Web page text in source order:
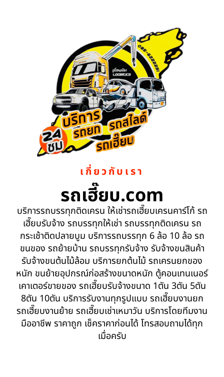
เกี่ยวกับเรา
รถเฮี๊ยบ.com
บริการรถบรรทุกติดเครน ให้เช่ารถเฮี๊ยบเครนคาร์โก้ รถ
เฮี๊ยบรับจ้าง รถบรรทุกให้เช่า รถบรรทุกติดเครน รถ
กระเช้าติดปลายบูม บริการรถบรรทุก 6 ล้อ 10 ล้อ รถ
ขนของ รถย้ายบ้าน รถบรรทุกรับจ้าง รับจ้างขนสินค้า
รับจ้างขนต้นไม้ล้อม บริการยกต้นไม้ รถเครนยกของ
หนัก ขนย้ายอุปกรณ์ก่อสร้างขนาดหนัก ตู้คอนเทนเนอร์
เคาเตอร์ขายของ รถเฮี๊ยบรับจ้างขนาด 1ตัน 3ตัน 5ตัน
8ตัน 10ตัน บริการรับงานทุกรูปแบบ รถเฮี๊ยบงานยก
รถเฮี๊ยบงานย้าย รถเฮี๊ยบเช่าเหมาวัน บริการโดยทีมงาน
มืออาชีพ ราคาถูก เช็คราคาก่อนได้ โทรสอบถามได้ทุก
เมื่อครับ